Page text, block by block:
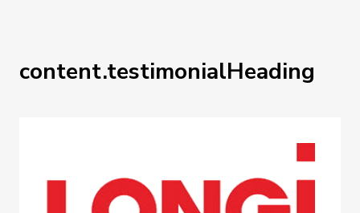
content.testimonialHeading